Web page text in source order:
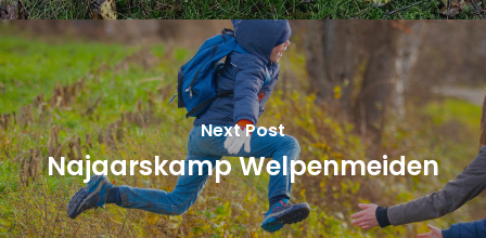
Next Post
Najaarskamp Welpenmeiden